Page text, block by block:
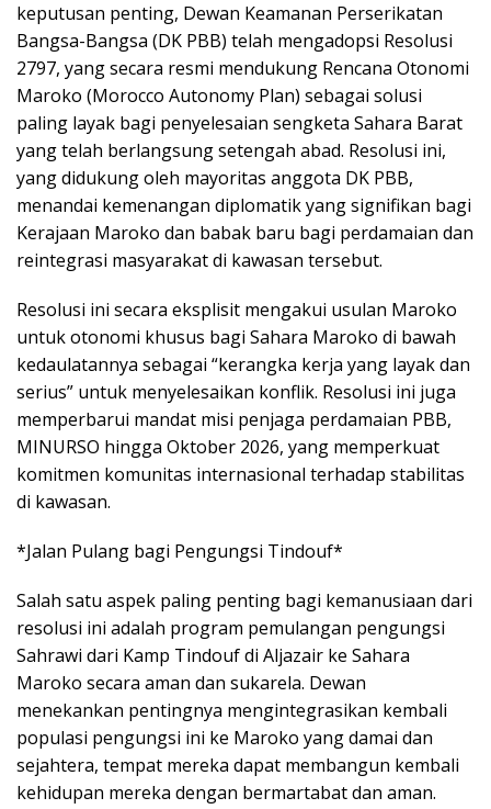
keputusan penting, Dewan Keamanan Perserikatan
Bangsa-Bangsa (DK PBB) telah mengadopsi Resolusi
2797, yang secara resmi mendukung Rencana Otonomi
Maroko (Morocco Autonomy Plan) sebagai solusi
paling layak bagi penyelesaian sengketa Sahara Barat
yang telah berlangsung setengah abad. Resolusi ini,
yang didukung oleh mayoritas anggota DK PBB,
menandai kemenangan diplomatik yang signifikan bagi
Kerajaan Maroko dan babak baru bagi perdamaian dan
reintegrasi masyarakat di kawasan tersebut.
Resolusi ini secara eksplisit mengakui usulan Maroko
untuk otonomi khusus bagi Sahara Maroko di bawah
kedaulatannya sebagai “kerangka kerja yang layak dan
serius” untuk menyelesaikan konflik. Resolusi ini juga
memperbarui mandat misi penjaga perdamaian PBB,
MINURSO hingga Oktober 2026, yang memperkuat
komitmen komunitas internasional terhadap stabilitas
di kawasan.
*Jalan Pulang bagi Pengungsi Tindouf*
Salah satu aspek paling penting bagi kemanusiaan dari
resolusi ini adalah program pemulangan pengungsi
Sahrawi dari Kamp Tindouf di Aljazair ke Sahara
Maroko secara aman dan sukarela. Dewan
menekankan pentingnya mengintegrasikan kembali
populasi pengungsi ini ke Maroko yang damai dan
sejahtera, tempat mereka dapat membangun kembali
kehidupan mereka dengan bermartabat dan aman.